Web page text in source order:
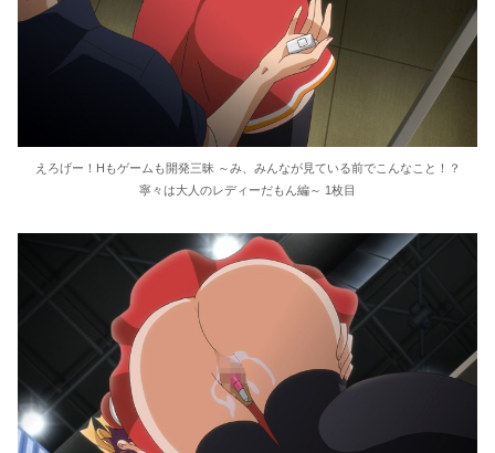
えろげー！Hもゲームも開発三昧 ～み、みんなが見ている前でこんなこと！？
寧々は大人のレディーだもん編～ 1枚目